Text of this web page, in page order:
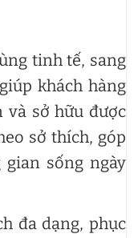
tinh tế, sang
khách hàng
và sở hữu được
sở thích, góp
sống ngày
đa dạng, phục